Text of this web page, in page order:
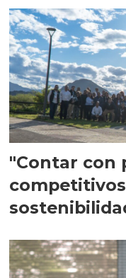
"Contar con